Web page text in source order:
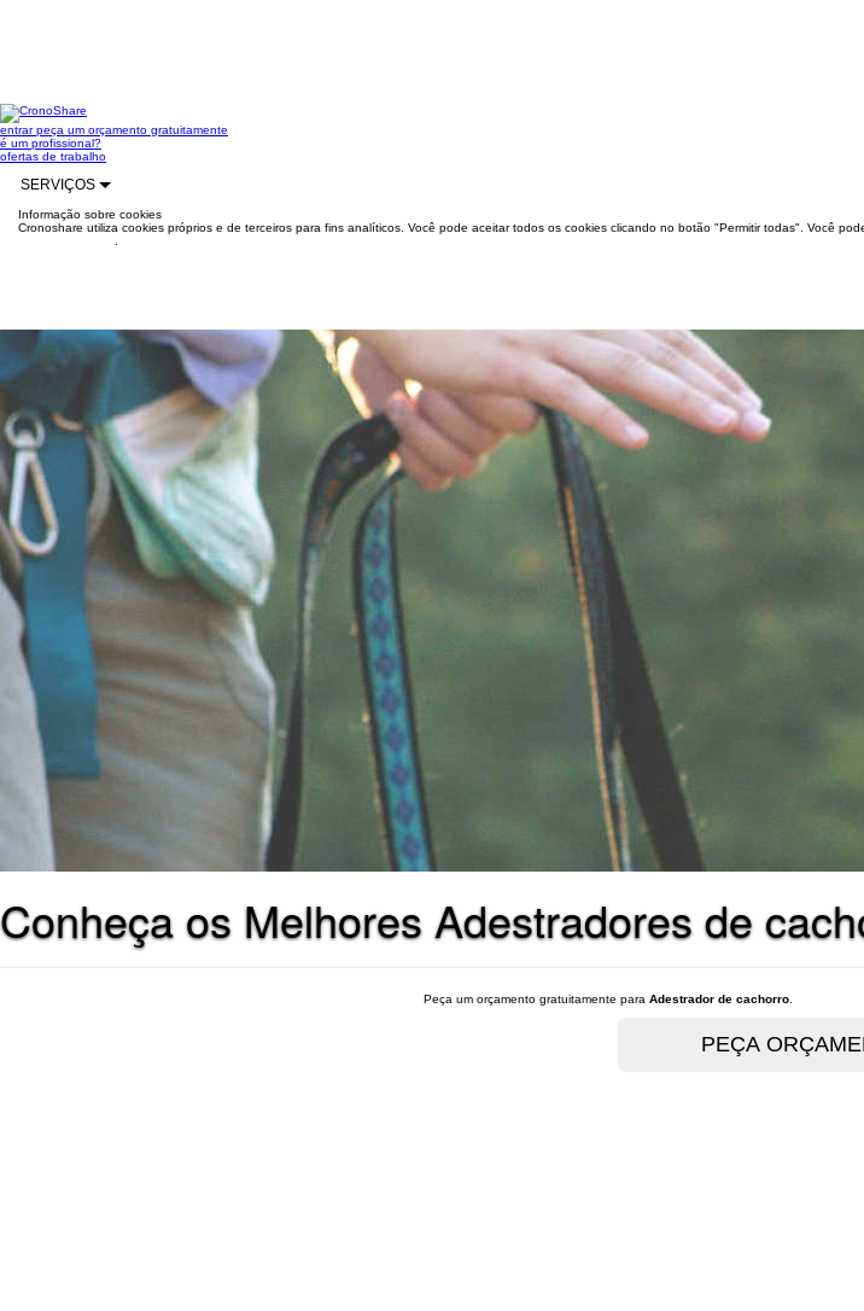
entrarpeça um orçamento gratuitamente
é um profissional?
ofertas de trabalho
SERVIÇOS
Informação sobre cookies
Cronoshare utiliza cookies próprios e de terceiros para fins analíticos. Você pode aceitar todos os cookies clicando no botão "Permitir todas". Você
Conheça os Melhores Adestradores de
Peça um orçamento gratuitamente para Adestrador de cachorro